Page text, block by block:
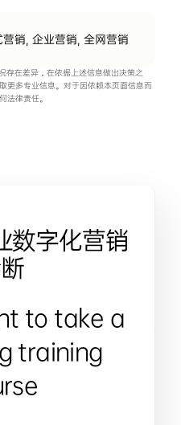
营销, 企业营销, 全网营销
存在差异，在依据上述信息做出决策之
更多专业信息。对于因依赖本页面信息而
法律责任。
数字化营销
to take a
training